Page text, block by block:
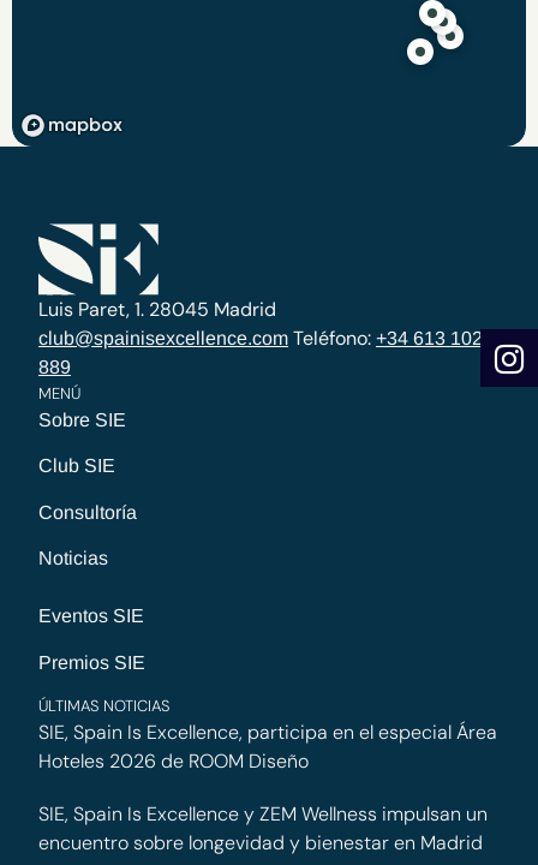
Luis Paret, 1. 28045 Madrid
club@spainisexcellence.com Teléfono: +34 613 102
889
MENÚ
Sobre SIE
Club SIE
Consultoría
Noticias
Eventos SIE
Premios SIE
ÚLTIMAS NOTICIAS
SIE, Spain Is Excellence, participa en el especial Área
Hoteles 2026 de ROOM Diseño
SIE, Spain Is Excellence y ZEM Wellness impulsan un
encuentro sobre longevidad y bienestar en Madrid